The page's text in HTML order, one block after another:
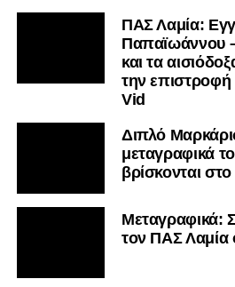
ΠΑΣ Λαμία:
Παπαϊωάννου
και τα
την επιστροφή
Vid
Διπλό
μεταγραφικά
βρίσκονται
Μεταγραφικά:
τον ΠΑΣ